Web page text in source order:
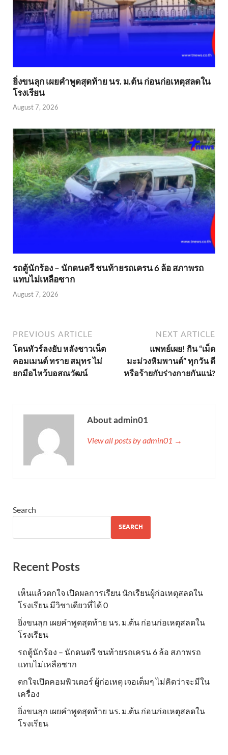
ยิ่งขนลุก เผยคำพูดสุดท้าย นร. ม.ต้น ก่อนก่อเหตุสลดใน
โรงเรียน
August 7, 2026
รถตู้นักร้อง – นักดนตรี ชนท้ายรถเครน 6 ล้อ สภาพรถ
แทบไม่เหลือซาก
August 7, 2026
PREVIOUS ARTICLE
โดนทัวร์ลงยับ หลังชาวเน็ต
คอมเมนต์ ทราย สมุทร ไม่
ยกมือไหว้บอสณวัฒน์
NEXT ARTICLE
แพทย์เผย! กิน “เม็ด
มะม่วงหิมพานต์” ทุกวัน ดี
หรือร้ายกับร่างกายกันแน่?
About admin01
View all posts by admin01 →
Search
SEARCH
Recent Posts
เห็นแล้วตกใจ เปิดผลการเรียน นักเรียนผู้ก่อเหตุสลดใน
โรงเรียน มีวิชาเดียวที่ได้ 0
ยิ่งขนลุก เผยคำพูดสุดท้าย นร. ม.ต้น ก่อนก่อเหตุสลดใน
โรงเรียน
รถตู้นักร้อง – นักดนตรี ชนท้ายรถเครน 6 ล้อ สภาพรถ
แทบไม่เหลือซาก
ตกใจเปิดคอมพิวเตอร์ ผู้ก่อเหตุ เจอเต็มๆ ไม่คิดว่าจะมีใน
เครื่อง
ยิ่งขนลุก เผยคำพูดสุดท้าย นร. ม.ต้น ก่อนก่อเหตุสลดใน
โรงเรียน